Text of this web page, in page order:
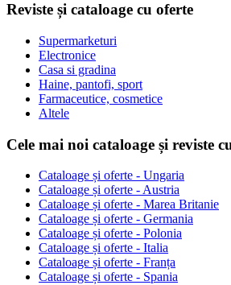
Reviste și cataloage cu oferte
Supermarketuri
Electronice
Casa si gradina
Haine, pantofi, sport
Farmaceutice, cosmetice
Altele
Cele mai noi cataloage și reviste
Cataloage și oferte - Ungaria
Cataloage și oferte - Austria
Cataloage și oferte - Marea Britanie
Cataloage și oferte - Germania
Cataloage și oferte - Polonia
Cataloage și oferte - Italia
Cataloage și oferte - Franța
Cataloage și oferte - Spania